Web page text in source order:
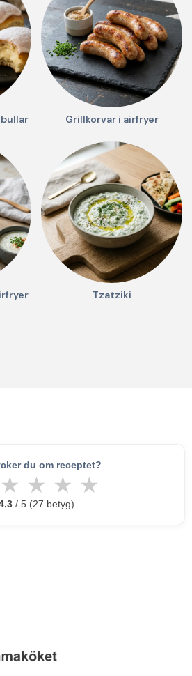
Grillkorvar i airfryer
Tzatziki
du om receptet?
★ ★ ★ ★
/ 5 (27 betyg)